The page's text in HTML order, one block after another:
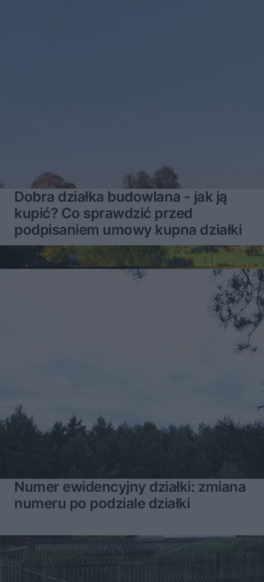
Dobra działka budowlana - jak ją
kupić? Co sprawdzić przed
podpisaniem umowy kupna działki
Numer ewidencyjny działki: zmiana
numeru po podziale działki